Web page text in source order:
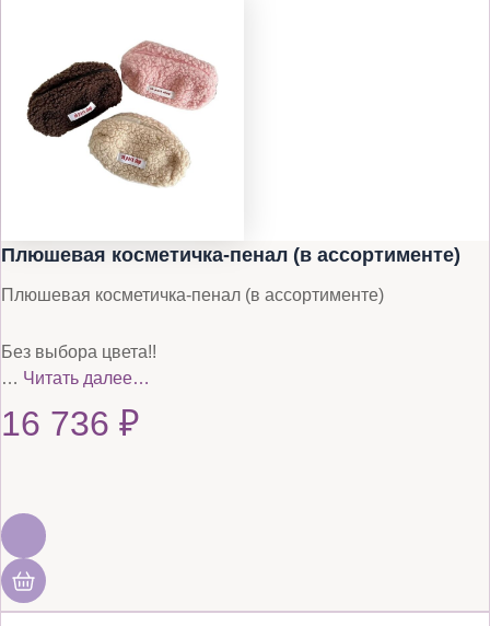
Плюшевая косметичка-пенал (в ассортименте)
Плюшевая косметичка-пенал (в ассортименте)
Без выбора цвета!!
… Читать далее…
16 736 ₽